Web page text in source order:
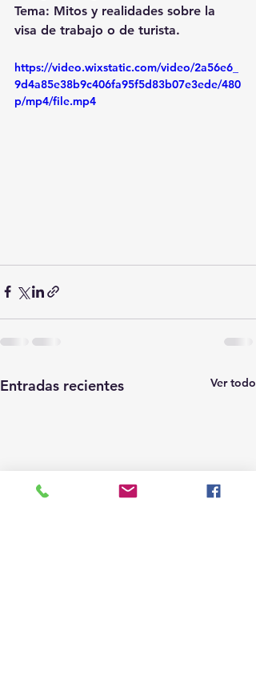
Tema: Mitos y realidades sobre la
visa de trabajo o de turista.
https://video.wixstatic.com/video/2a56e6_
9d4a85e38b9c406fa95f5d83b07e3ede/480
p/mp4/file.mp4
Entradas recientes Ver todo